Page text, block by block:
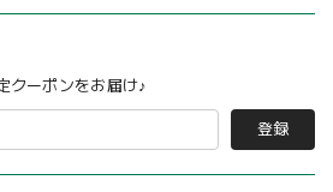
クーポンをお届け♪
登録